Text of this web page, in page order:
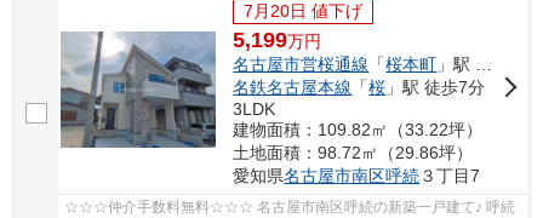
7月20日 値下げ
5,199万円
名古屋市営桜通線 「桜本町 」駅 徒歩6分
名鉄名古屋本線 「桜 」駅 徒歩7分
3LDK
建物面積：109.82㎡（33.22坪）
土地面積：98.72㎡（29.86坪）
愛知県名古屋市南区呼続３丁目7
☆☆☆仲介手数料無料☆☆☆ 名古屋市南区呼続の新築一戸建て♪ 呼続